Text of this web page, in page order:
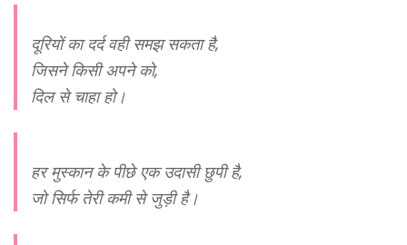
दूरियों का दर्द वही समझ सकता है,
जिसने किसी अपने को,
दिल से चाहा हो।
हर मुस्कान के पीछे एक उदासी छुपी है,
जो सिर्फ तेरी कमी से जुड़ी है।